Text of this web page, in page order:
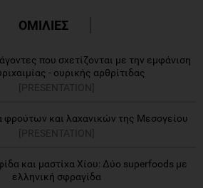
ΟΜΙΛΙΕΣ
που σχετίζονται με την εμφάνιση
- ουρικής αρθρίτιδας
[PRESENTATION]
φρούτων και λαχανικών της Μεσογείου
[PRESENTATION]
και μαστίχα Χίου: Δύο superfoods με
ελληνική σφραγίδα